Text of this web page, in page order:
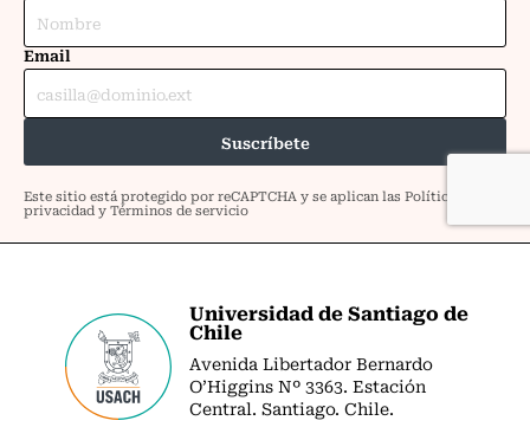
Universidad de Santiago de
Chile
Avenida Libertador Bernardo
O’Higgins Nº 3363. Estación
Central. Santiago. Chile.